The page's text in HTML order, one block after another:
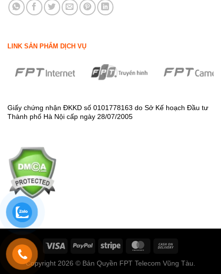
LINK SẢN PHẨM DỊCH VỤ
Giấy chứng nhận ĐKKD số 0101778163 do Sở Kế hoạch Đầu tư
Thành phố Hà Nội cấp ngày 28/07/2005
Copyright 2026 © Bản Quyền FPT Telecom Vũng Tàu.